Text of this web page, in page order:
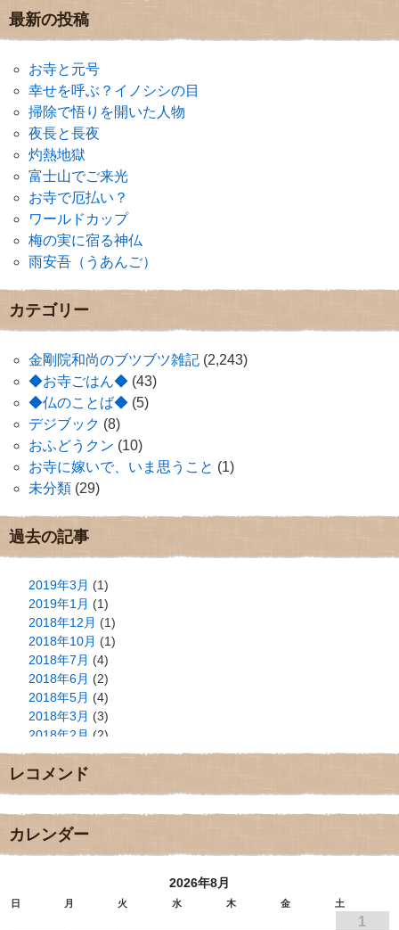
最新の投稿
お寺と元号
幸せを呼ぶ？イノシシの目
掃除で悟りを開いた人物
夜長と長夜
灼熱地獄
富士山でご来光
お寺で厄払い？
ワールドカップ
梅の実に宿る神仏
雨安吾（うあんご）
カテゴリー
金剛院和尚のブツブツ雑記 (2,243)
◆お寺ごはん◆ (43)
◆仏のことば◆ (5)
デジブック (8)
おふどうクン (10)
お寺に嫁いで、いま思うこと (1)
未分類 (29)
過去の記事
2019年3月 (1)
2019年1月 (1)
2018年12月 (1)
2018年10月 (1)
2018年7月 (4)
2018年6月 (2)
2018年5月 (4)
2018年3月 (3)
2018年2月 (2)
2018年1月(2)
2017年12月
2017年11月(3)
2017年9月
2017年8月
2017年5月
レコメンド
カレンダー
2026年8月
日 月 火 水 木 金 土
1